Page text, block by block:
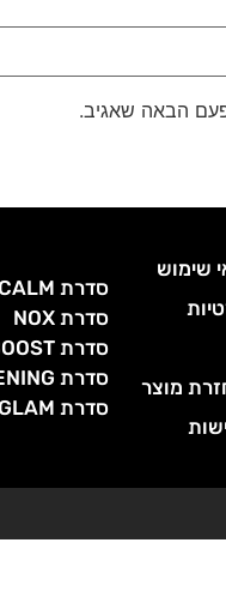
הבאה שאגיב.
שימוש
מוצר
סדרת CALM
סדרת NOX
סדרת BOOST
סדרת WHITENING
סדרת GLAM